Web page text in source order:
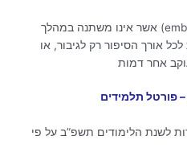
מיקוד אחיד (embedded focalization) אשר אינו משתנה במהלך
אורך הסיפור רק לגיבור, או
אחר דמות
פורטל תלמידים
לשנת הלימודים תשפ”ב על פי